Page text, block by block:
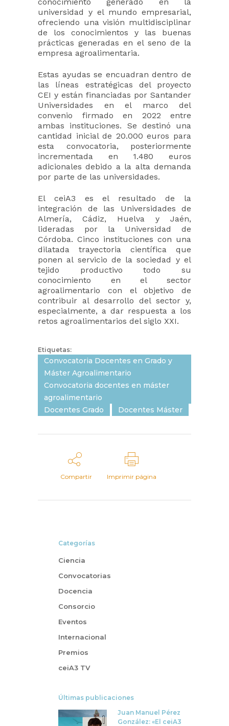
universidad y el mundo empresarial,
ofreciendo una visión multidisciplinar
de los conocimientos y las buenas
prácticas generadas en el seno de la
empresa agroalimentaria.
Estas ayudas se encuadran dentro de
las líneas estratégicas del proyecto
CEI y están financiadas por Santander
Universidades en el marco del
convenio firmado en 2022 entre
ambas instituciones. Se destinó una
cantidad inicial de 20.000 euros para
esta convocatoria, posteriormente
incrementada en 1.480 euros
adicionales debido a la alta demanda
por parte de las universidades.
El ceiA3 es el resultado de la
integración de las Universidades de
Almería, Cádiz, Huelva y Jaén,
lideradas por la Universidad de
Córdoba. Cinco instituciones con una
dilatada trayectoria científica que
ponen al servicio de la sociedad y el
tejido productivo todo su
conocimiento en el sector
agroalimentario con el objetivo de
contribuir al desarrollo del sector y,
especialmente, a dar respuesta a los
retos agroalimentarios del siglo XXI.
Etiquetas:
Convocatoria Docentes en Grado y
Máster Agroalimentario
Convocatoria docentes en máster
agroalimentario
Docentes Grado
Docentes Máster
Compartir Imprimir página
Categorías
Ciencia
Convocatorias
Docencia
Consorcio
Eventos
Internacional
Premios
ceiA3 TV
Últimas publicaciones
Juan Manuel Pérez
González: «El ceiA3